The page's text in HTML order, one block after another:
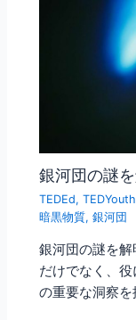
銀河団の謎
TEDEd,
暗黒物質,銀河団
銀河団の謎を
だけでなく、
の重要な洞察